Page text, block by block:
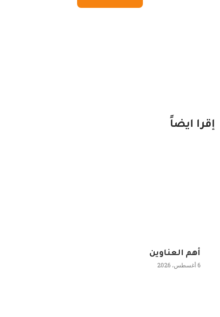
إقرا ايضاً
أهم العناوين
6 أغسطس، 2026